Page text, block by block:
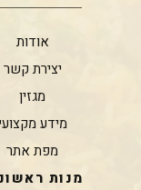
אודות
יצירת קשר
מגזין
מידע
מפת אתר
מנות